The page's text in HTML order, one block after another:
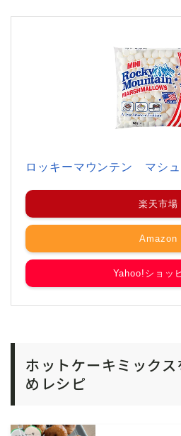
ロッキーマウンテン マシ
楽天市場
Amazon
Yahoo!ショッ
ホットケーキミック
めレシピ